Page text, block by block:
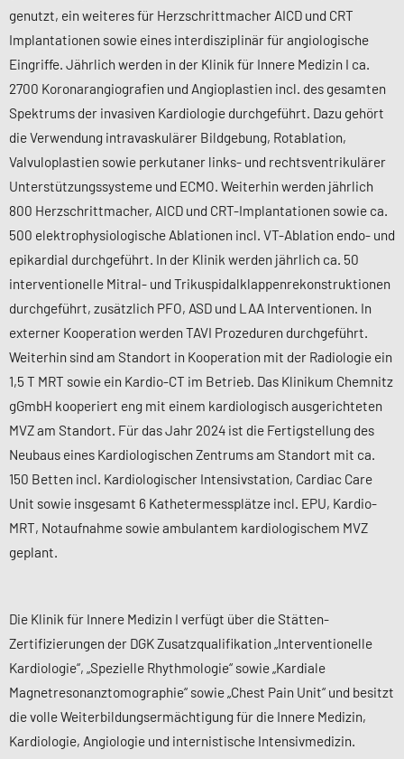
genutzt, ein weiteres für Herzschrittmacher AICD und CRT
Implantationen sowie eines interdisziplinär für angiologische
Eingriffe. Jährlich werden in der Klinik für Innere Medizin I ca.
2700 Koronarangiografien und Angioplastien incl. des gesamten
Spektrums der invasiven Kardiologie durchgeführt. Dazu gehört
die Verwendung intravaskulärer Bildgebung, Rotablation,
Valvuloplastien sowie perkutaner links- und rechtsventrikulärer
Unterstützungssysteme und ECMO. Weiterhin werden jährlich
800 Herzschrittmacher, AICD und CRT-Implantationen sowie ca.
500 elektrophysiologische Ablationen incl. VT-Ablation endo- und
epikardial durchgeführt. In der Klinik werden jährlich ca. 50
interventionelle Mitral- und Trikuspidalklappenrekonstruktionen
durchgeführt, zusätzlich PFO, ASD und LAA Interventionen. In
externer Kooperation werden TAVI Prozeduren durchgeführt.
Weiterhin sind am Standort in Kooperation mit der Radiologie ein
1,5 T MRT sowie ein Kardio-CT im Betrieb. Das Klinikum Chemnitz
gGmbH kooperiert eng mit einem kardiologisch ausgerichteten
MVZ am Standort. Für das Jahr 2024 ist die Fertigstellung des
Neubaus eines Kardiologischen Zentrums am Standort mit ca.
150 Betten incl. Kardiologischer Intensivstation, Cardiac Care
Unit sowie insgesamt 6 Kathetermessplätze incl. EPU, Kardio-
MRT, Notaufnahme sowie ambulantem kardiologischem MVZ
geplant.
Die Klinik für Innere Medizin I verfügt über die Stätten-
Zertifizierungen der DGK Zusatzqualifikation „Interventionelle
Kardiologie“, „Spezielle Rhythmologie“ sowie „Kardiale
Magnetresonanztomographie“ sowie „Chest Pain Unit“ und besitzt
die volle Weiterbildungsermächtigung für die Innere Medizin,
Kardiologie, Angiologie und internistische Intensivmedizin.